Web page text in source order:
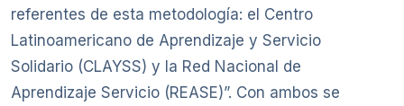
referentes de esta metodología: el Centro
Latinoamericano de Aprendizaje y Servicio
Solidario (CLAYSS) y la Red Nacional de
Aprendizaje Servicio (REASE)”. Con ambos se